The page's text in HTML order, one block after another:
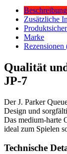
Beschreibung
Zusätzliche
Marke
Rezensionen
Qualität
JP-7
Der J. Parker
Design und
Das medium-harte
ideal zum Spielen
Technische